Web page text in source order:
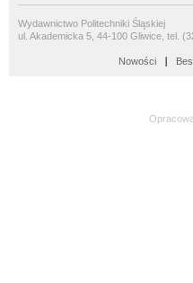
Wydawnictwo Politechniki Śląskiej
ul. Akademicka 5, 44-100 Gliwice, tel.
Nowości